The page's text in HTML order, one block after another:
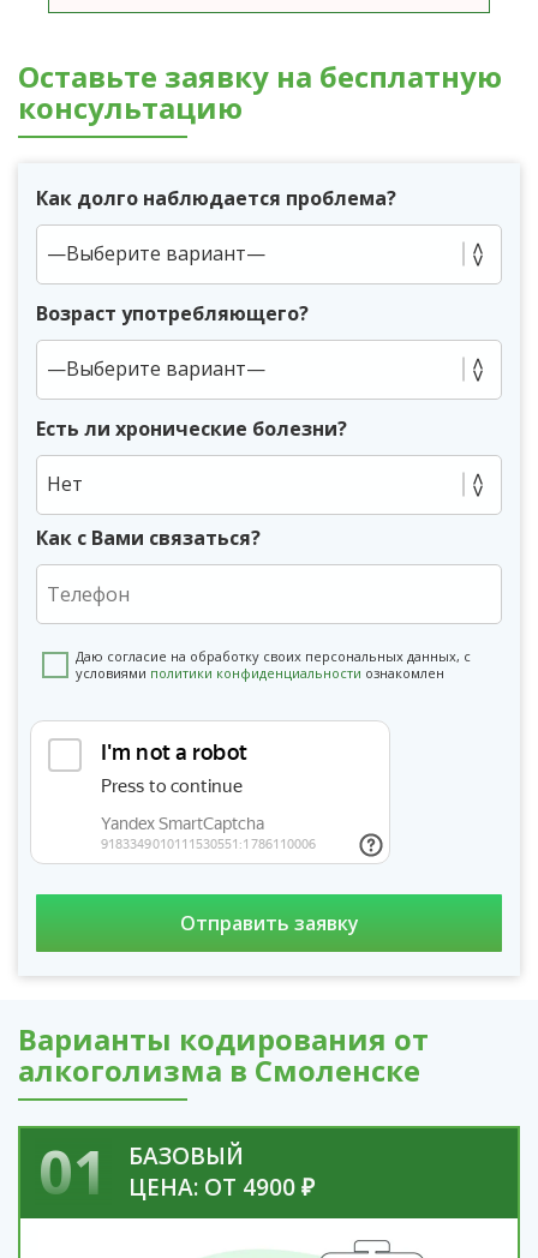
Оставьте заявку на бесплатную
консультацию
Как долго наблюдается проблема?
Возраст употребляющего?
Есть ли хронические болезни?
Нет
Как с Вами связаться?
Даю согласие на обработку своих персональных данных, с
условиями политики конфиденциальности ознакомлен
Варианты кодирования от
алкоголизма в Смоленске
01
БАЗОВЫЙ
ЦЕНА: ОТ 4900 ₽